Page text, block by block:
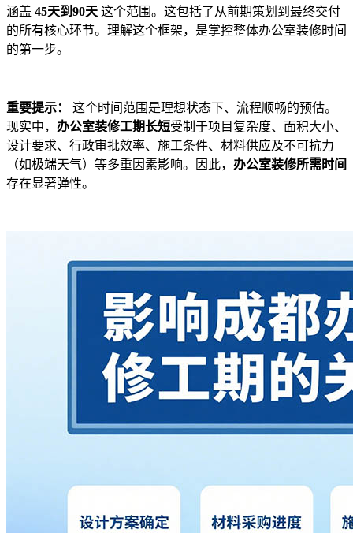
涵盖 45天到90天 这个范围。这包括了从前期策划到最终交付
的所有核心环节。理解这个框架，是掌控整体办公室装修时间
的第一步。
重要提示：
这个时间范围是理想状态下、流程顺畅的预估。
现实中， 办公室装修工期长短受制于项目复杂度、面积大小、
设计要求、行政审批效率、施工条件、材料供应及不可抗力
（如极端天气）等多重因素影响。因此， 办公室装修所需时间
存在显著弹性。